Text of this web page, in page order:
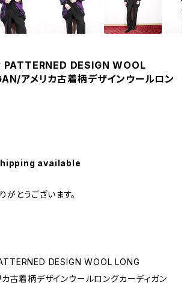
PATTERNED DESIGN WOOL
アメリカ古着柄デザインウールロン
available
がとうございます。
DESIGN WOOL LONG
古着柄デザインウールロングカーディガン